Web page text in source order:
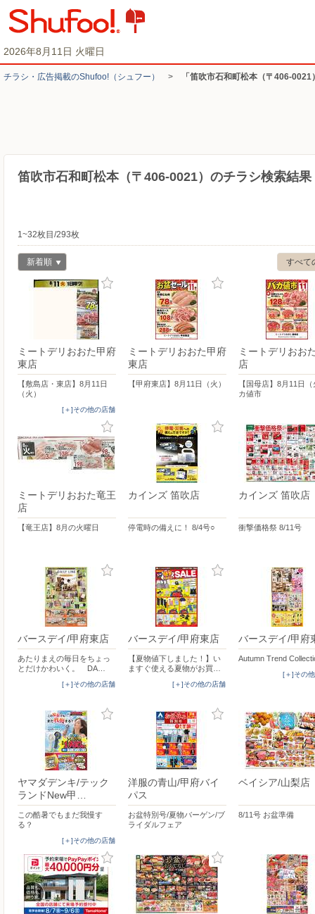
2026年8月11日 火曜日
チラシ・​広告掲載の​Shufoo!​（シュフー） > 「笛吹市石和町松本（〒406-
笛吹市石和町松本（〒406-0021）のチラシ検索結果
1~32枚目/293枚
すべて
新着順
ミートデリおおた甲府
東店
【敷島店・東店】8月11日
（火）
[＋]その他の店舗
ミートデリおおた甲府
東店
【甲府東店】8月11日（火）
ミートデリおお
店
【国母店】8月11日
カ値市
ミートデリおおた竜王
店
【竜王店】8月の火曜日
カインズ 笛吹店
停電時の備えに！ 8/4号○
カインズ 笛吹店
衝撃価格祭 8/11号
バースデイ/甲府東店
あたりまえの毎日をちょっ
とだけかわいく。 DA…
[＋]その他の店舗
バースデイ/甲府東店
【夏物値下しました！】い
ますぐ使える夏物がお買…
[＋]その他の店舗
バースデイ/甲府
Autumn Trend
[＋]その
ヤマダデンキ/テック
ランドNew甲…
この酷暑でもまだ我慢す
る？
[＋]その他の店舗
洋服の青山/甲府バイ
パス
お盆特別号/夏物バーゲン/ブ
ライダルフェア
ベイシア/山梨店
8/11号 お盆準備